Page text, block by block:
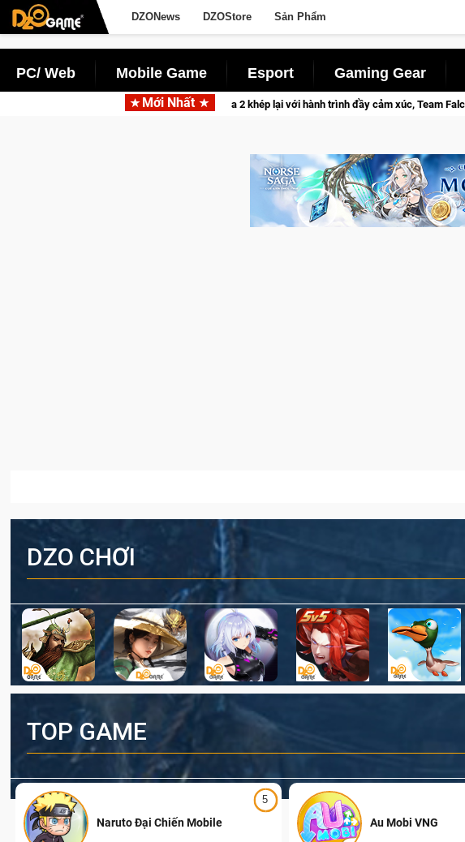
DZONews DZOStore Sản Phẩm
PC/ Web Mobile Game Esport Gaming Gear
Mới Nhất
CFVL 2026 Mùa 2 khép lại với hành trình đầy cảm xúc, Team Falcons lên ngôi vô địch
DZO CHƠI
TOP GAME
5
Naruto Đại Chiến Mobile Au Mobi VNG